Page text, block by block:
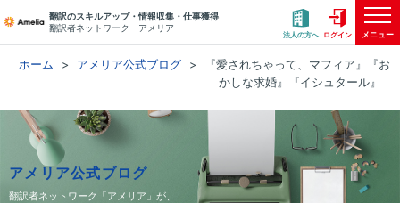
翻訳のスキルアップ・情報収集・仕事獲得
翻訳者ネットワーク アメリア
法人の方へ ログイン メニュー
ホーム アメリア公式ブログ
『愛されちゃって、マフィア』『お
かしな求婚』『イシュタール』
アメリア公式ブログ
翻訳者ネットワーク「アメリア」が、